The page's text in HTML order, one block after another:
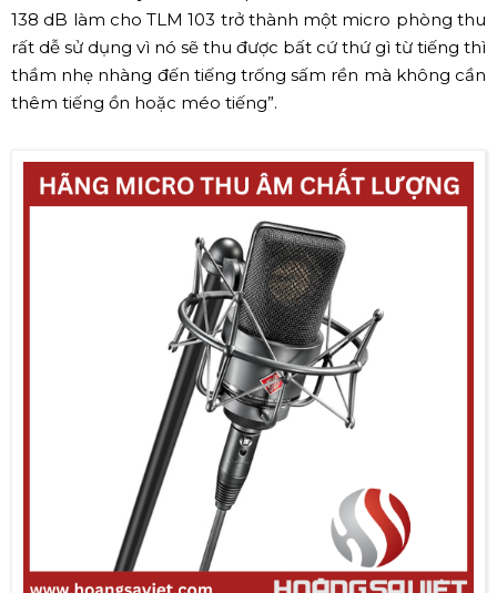
138 dB làm cho TLM 103 trở thành một micro phòng thu
rất dễ sử dụng vì nó sẽ thu được bất cứ thứ gì từ tiếng thì
thầm nhẹ nhàng đến tiếng trống sấm rền mà không cần
thêm tiếng ồn hoặc méo tiếng”.